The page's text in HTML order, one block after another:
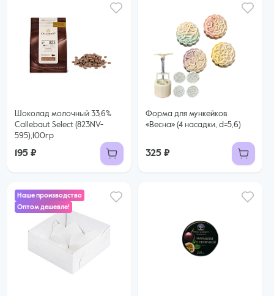
Шоколад молочный 33,6%
Callebaut Select (823NV-
595),100гр
195 ₽
Форма для мункейков
«Весна» (4 насадки, d=5,6)
325 ₽
Наше производство
Оптом дешевле!
31 ₽ за шт. при заказе от 50 шт.
Купить оптом